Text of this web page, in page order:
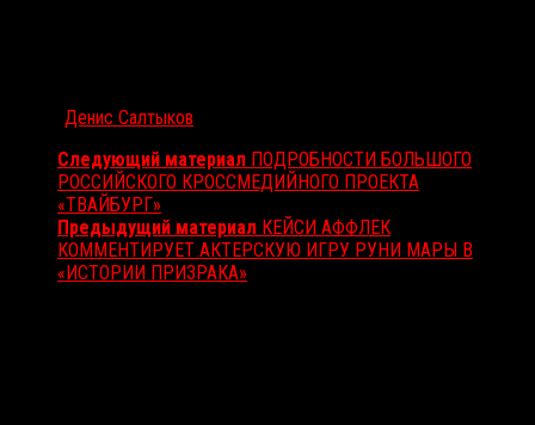
Денис Салтыков
Следующий материал ПОДРОБНОСТИ БОЛЬШОГО
РОССИЙСКОГО КРОССМЕДИЙНОГО ПРОЕКТА
«ТВАЙБУРГ»
Предыдущий материал КЕЙСИ АФФЛЕК
КОММЕНТИРУЕТ АКТЕРСКУЮ ИГРУ РУНИ МАРЫ В
«ИСТОРИИ ПРИЗРАКА»